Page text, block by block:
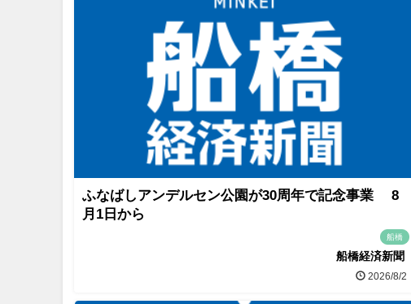
ふなばしアンデルセン公園が30周年で記念事業 8
月1日から
船橋
船橋経済新聞
2026/8/2